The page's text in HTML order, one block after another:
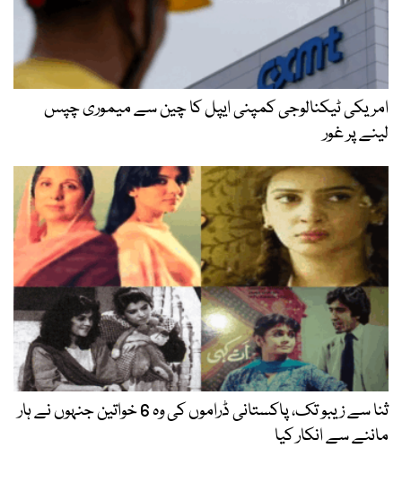
امریکی ٹیکنالوجی کمپنی ایپل کا چین سے میموری چپس
لینے پر غور
ثنا سے زیبو تک، پاکستانی ڈراموں کی وہ 6 خواتین جنہوں نے ہار
ماننے سے انکار کیا